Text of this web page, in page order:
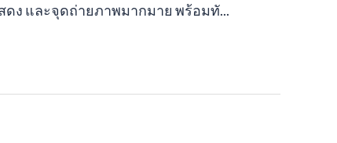
ดง และจุดถ่ายภาพมากมาย พร้อมทั...